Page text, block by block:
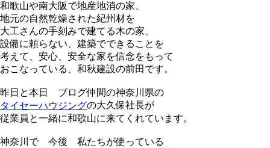
和歌山や南大阪で地産地消の家、
地元の自然乾燥された紀州材を
大工さんの手刻みで建てる木の家、
設備に頼らない、建築でできることを
考えて、安心、安全な家を信念をもって
おこなっている、和秋建設の前田です。
昨日と本日 ブログ仲間の神奈川県の
タイセーハウジングの大久保社長が
従業員と一緒に和歌山に来てくれています。
神奈川で 今後 私たちが使っている